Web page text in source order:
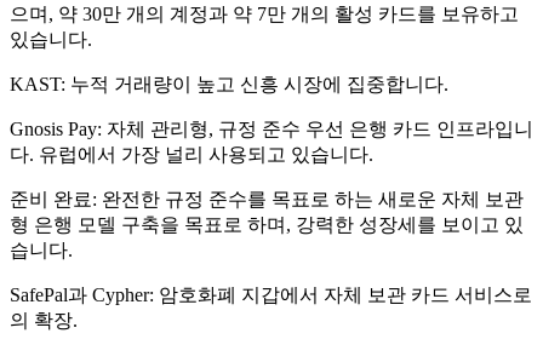
으며, 약 30만 개의 계정과 약 7만 개의 활성 카드를 보유하고
있습니다.
KAST: 누적 거래량이 높고 신흥 시장에 집중합니다.
Gnosis Pay: 자체 관리형, 규정 준수 우선 은행 카드 인프라입니
다. 유럽에서 가장 널리 사용되고 있습니다.
준비 완료: 완전한 규정 준수를 목표로 하는 새로운 자체 보관
형 은행 모델 구축을 목표로 하며, 강력한 성장세를 보이고 있
습니다.
SafePal과 Cypher: 암호화폐 지갑에서 자체 보관 카드 서비스로
의 확장.